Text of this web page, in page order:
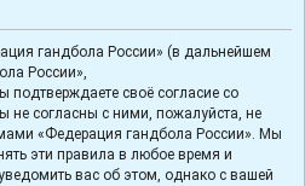
гандбола России» (в дальнейшем
России»,
своё согласие со
согласны с ними, пожалуйста, не
«Федерация гандбола России». Мы
эти правила в любое время и
вас об этом, однако с вашей